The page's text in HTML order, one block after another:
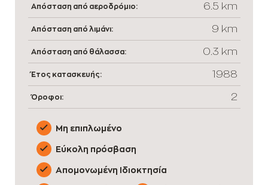
Απόσταση από αεροδρόμιο: 6.5 km
Απόσταση από λιμάνι: 9 km
Απόσταση από θάλασσα: 0.3 km
Έτος κατασκευής: 1988
Όροφοι: 2
Μη επιπλωμένο
Εύκολη πρόσβαση
Απομονωμένη Ιδιοκτησία